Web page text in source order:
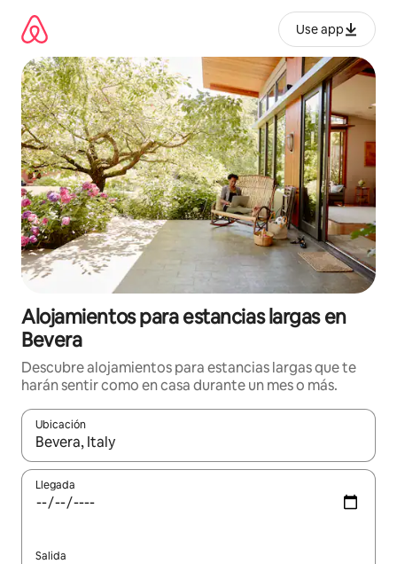
contenido
Use app
Alojamientos para estancias largas en
Bevera
Descubre alojamientos para estancias largas que te
harán sentir como en casa durante un mes o más.
Ubicación
Cuando los resultados estén disponibles, podrás navegar
Llegada
Salida